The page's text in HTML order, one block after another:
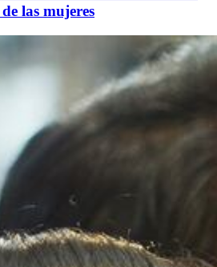
las mujeres